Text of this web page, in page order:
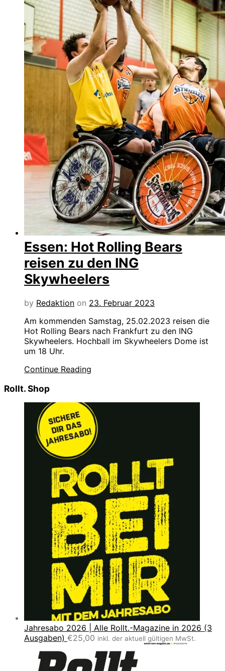
Essen: Hot Rolling Bears
reisen zu den ING
Skywheelers
by Redaktion on 23. Februar 2023
Am kommenden Samstag, 25.02.2023 reisen die
Hot Rolling Bears nach Frankfurt zu den ING
Skywheelers. Hochball im Skywheelers Dome ist
um 18 Uhr.
Continue Reading
Rollt. Shop
Jahresabo 2026 | Alle Rollt.-Magazine in 2026 (3
Ausgaben) €25,00 inkl. der aktuell gültigen MwSt.